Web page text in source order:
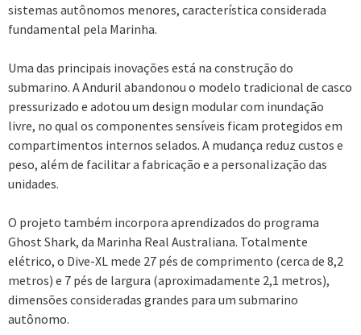
sistemas autônomos menores, característica considerada
fundamental pela Marinha.
Uma das principais inovações está na construção do
submarino. A Anduril abandonou o modelo tradicional de casco
pressurizado e adotou um design modular com inundação
livre, no qual os componentes sensíveis ficam protegidos em
compartimentos internos selados. A mudança reduz custos e
peso, além de facilitar a fabricação e a personalização das
unidades.
O projeto também incorpora aprendizados do programa
Ghost Shark, da Marinha Real Australiana. Totalmente
elétrico, o Dive-XL mede 27 pés de comprimento (cerca de 8,2
metros) e 7 pés de largura (aproximadamente 2,1 metros),
dimensões consideradas grandes para um submarino
autônomo.